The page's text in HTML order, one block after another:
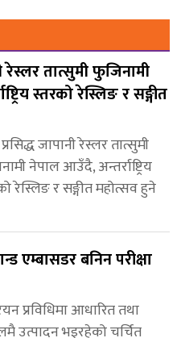
रेस्लर तात्सुमी फुजिनामी
स्तरको रेस्लिङ र सङ्गीत
जापानी रेस्लर तात्सुमी
नेपाल आउँदै, अन्तर्राष्ट्रिय
रेस्लिङ र सङ्गीत महोत्सव हुने
एम्बासडर बनिन परीक्षा
प्रविधिमा आधारित तथा
उत्पादन भइरहेको चर्चित